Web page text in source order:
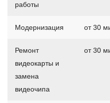
работы
Модернизация от 30
Ремонт
видеокарты и
замена
видеочипа
от 30